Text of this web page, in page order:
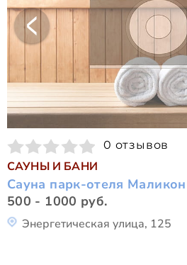
0 отзывов
САУНЫ И БАНИ
Сауна парк-отеля Маликон
500 - 1000 руб.
Энергетическая улица, 125